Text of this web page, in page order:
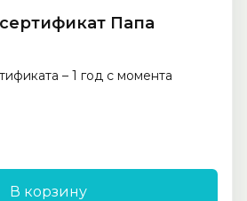
Папа
– 1 год с момента
В корзину